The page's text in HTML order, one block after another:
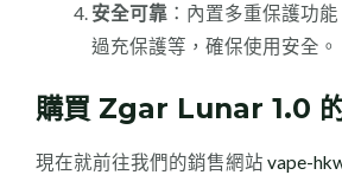
安全可靠：內置多重保護功能
過充保護等，確保使用安全。
購買 Zgar Lunar 1.0
現在就前往我們的銷售網站 vape-